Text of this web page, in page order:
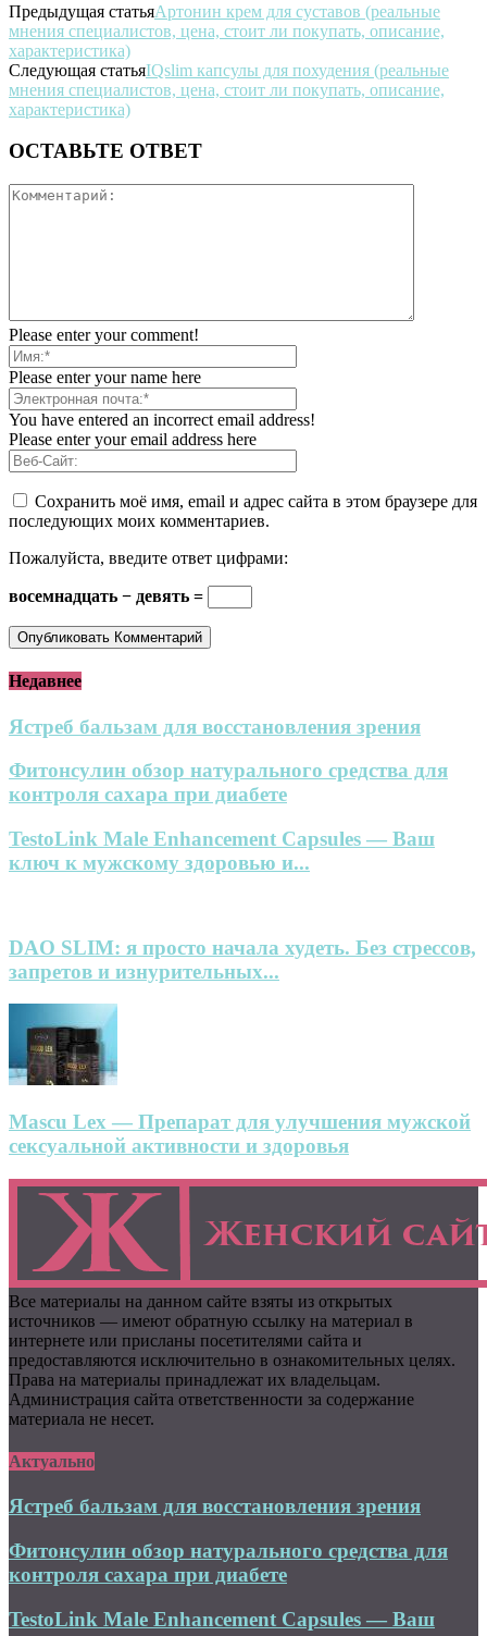
Предыдущая статьяАртонин крем для суставов (реальные
мнения специалистов, цена, стоит ли покупать, описание,
характеристика)
Следующая статьяIQslim капсулы для похудения (реальные
мнения специалистов, цена, стоит ли покупать, описание,
характеристика)
ОСТАВЬТЕ ОТВЕТ
Please enter your comment!
Please enter your name here
You have entered an incorrect email address!
Please enter your email address here
Сохранить моё имя, email и адрес сайта в этом браузере для
последующих моих комментариев.
Пожалуйста, введите ответ цифрами:
восемнадцать − девять =
Недавнее
Ястреб бальзам для восстановления зрения
Фитонсулин обзор натурального средства для
контроля сахара при диабете
TestoLink Male Enhancement Capsules — Ваш
ключ к мужскому здоровью и...
DAO SLIM: я просто начала худеть. Без стрессов,
запретов и изнурительных...
Mascu Lex — Препарат для улучшения мужской
сексуальной активности и здоровья
Все материалы на данном сайте взяты из открытых
источников — имеют обратную ссылку на материал в
интернете или присланы посетителями сайта и
предоставляются исключительно в ознакомительных целях.
Права на материалы принадлежат их владельцам.
Администрация сайта ответственности за содержание
материала не несет.
Актуально
Ястреб бальзам для восстановления зрения
Фитонсулин обзор натурального средства для
контроля сахара при диабете
TestoLink Male Enhancement Capsules — Ваш